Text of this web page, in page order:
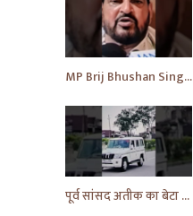
MP Brij Bhushan Singh ने Rahul Gandhi की कर दी जमकर तारीफ | News | Breaking | #shorts #yt #news
पूर्व सांसद अतीक का बेटा अहमद अली पहुंचे फतेहपुर | Uttar Pradesh | News | #shorts #yt #news #upnews